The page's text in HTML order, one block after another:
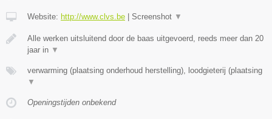
Website: http://www.clvs.be | Screenshot ▼
Alle werken uitsluitend door de baas uitgevoerd, reeds meer dan 20
jaar in ▼
verwarming (plaatsing onderhoud herstelling), loodgieterij (plaatsing
▼
Openingstijden onbekend